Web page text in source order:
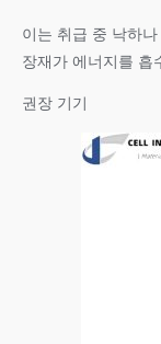
이는 취급 중 낙하
장재가 에너지를 흡
권장 기기